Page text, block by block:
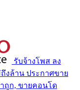
รับจ้างโพส ลง
งล้าน ประกาศขาย
ถูก, ขายคอนโด